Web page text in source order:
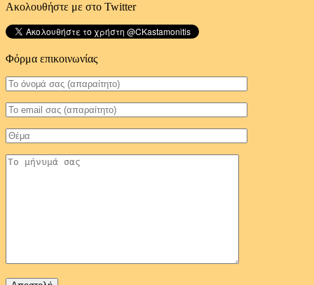
Ακολουθήστε με στο Twitter
Φόρμα επικοινωνίας